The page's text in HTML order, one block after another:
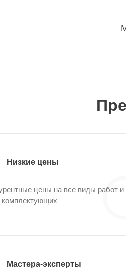
Низкие цены
цены на все виды работ и
комплектующих
Мастера-эксперты